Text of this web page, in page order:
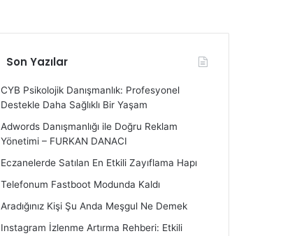
Son Yazılar
CYB Psikolojik Danışmanlık: Profesyonel
Destekle Daha Sağlıklı Bir Yaşam
Adwords Danışmanlığı ile Doğru Reklam
Yönetimi – FURKAN DANACI
Eczanelerde Satılan En Etkili Zayıflama Hapı
Telefonum Fastboot Modunda Kaldı
Aradığınız Kişi Şu Anda Meşgul Ne Demek
Instagram İzlenme Artırma Rehberi: Etkili